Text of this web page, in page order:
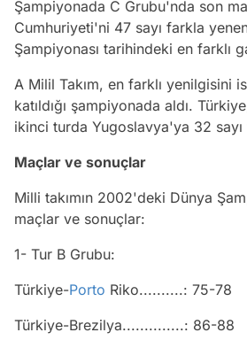
Şampiyonada C Grubu'nda son
Cumhuriyeti'ni 47 sayı farkla
Şampiyonası tarihindeki en farklı
A Milil Takım, en farklı yenilgisini
katıldığı şampiyonada aldı.
ikinci turda Yugoslavya'ya 32
Maçlar ve sonuçlar
Milli takımın 2002'deki Dünya
maçlar ve sonuçlar:
1- Tur B Grubu:
Türkiye-Porto Riko..........: 75-78
Türkiye-Brezilya..............: 86-88